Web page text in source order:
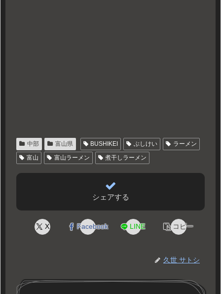
中部 富山県 BUSHIKEI ぶしけい
ラーメン
富山
富山ラーメン 煮干しラーメン
シェアする
X Facebook LINE コピー
久世 サトシ